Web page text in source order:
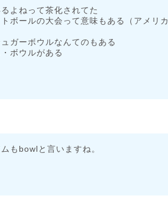
よねって茶化されてた
ボールの大会って意味もある（アメリカ
ガーボウルなんてのもある
ボウルがある
もbowlと言いますね。